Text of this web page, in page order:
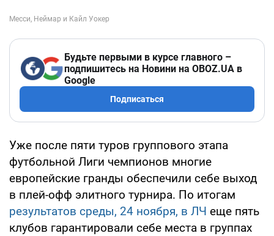
Будьте первыми в курсе главного –
подпишитесь на Новини на OBOZ.UA в
Google
Подписаться
Уже после пяти туров группового этапа
футбольной Лиги чемпионов многие
европейские гранды обеспечили себе выход
в плей-офф элитного турнира. По итогам
результатов среды, 24 ноября, в ЛЧ еще пять
клубов гарантировали себе места в группах